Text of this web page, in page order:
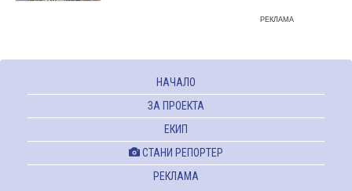
РЕКЛАМА
НАЧАЛО
ЗА ПРОЕКТА
ЕКИП
СТАНИ РЕПОРТЕР
РЕКЛАМА